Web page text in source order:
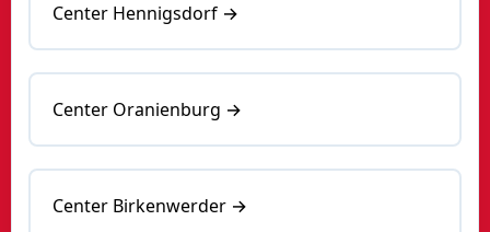
Center Hennigsdorf →
Center Oranienburg →
Center Birkenwerder →